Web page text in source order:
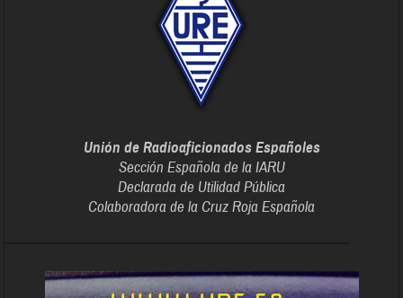
Unión de Radioaficionados Españoles
Sección Española de la IARU
Declarada de Utilidad Pública
Colaboradora de la Cruz Roja Española